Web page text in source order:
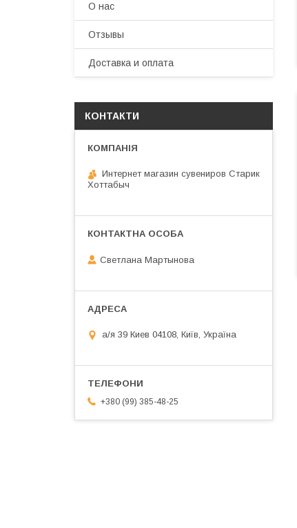
О нас
Отзывы
Доставка и оплата
КОНТАКТИ
Интернет магазин сувениров Старик
Хоттабыч
Светлана Мартынова
а/я 39 Киев 04108, Київ, Україна
+380 (99) 385-48-25